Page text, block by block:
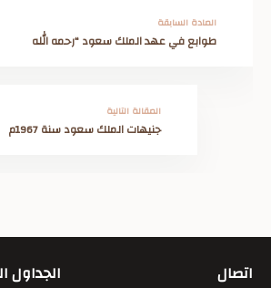
المادة السابقة
طوابع في عهد الملك سعود “رحمه الله
المقالة التالية
جنيهات الملك سعود سنة 1967م
اتصال الجداول